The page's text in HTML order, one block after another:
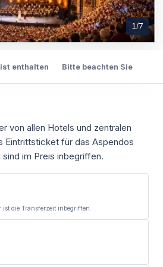
1/7
enthalten Bitte beachten Sie
von allen Hotels und zentralen
Eintrittsticket für das Aspendos
im Preis inbegriffen.
die Transferzeit inbegriffen.